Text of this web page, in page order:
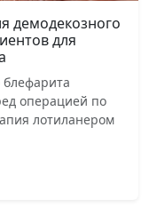
демодекозного
для
блефарита
операцией по
лотиланером